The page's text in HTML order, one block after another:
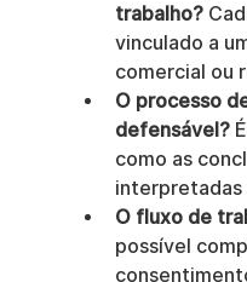
trabalho?
vinculado a
comercial ou
O processo
defensável?
como as
O fluxo de
possível